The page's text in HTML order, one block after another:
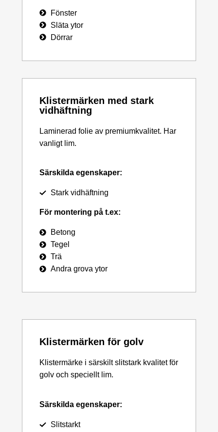
Fönster
Släta ytor
Dörrar
Klistermärken med stark
vidhäftning
Laminerad folie av premiumkvalitet. Har
vanligt lim.
Särskilda egenskaper:
Stark vidhäftning
För montering på t.ex:
Betong
Tegel
Trä
Andra grova ytor
Klistermärken för golv
Klistermärke i särskilt slitstark kvalitet för
golv och speciellt lim.
Särskilda egenskaper:
Slitstarkt